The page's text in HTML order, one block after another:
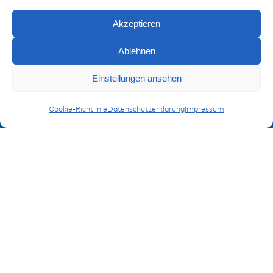
Akzeptieren
Ablehnen
Einstellungen ansehen
Cookie-Richtlinie Datenschutzerklärung Impressum
MaxiCompact